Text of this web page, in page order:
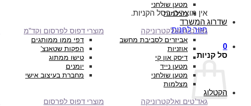
אין מוצרים בסל הקניות.
חזור לחנות
0
סל קניות
מטען שולחני
מצלמות
שדרוג המשרד
גאד’טים ואלקטרוניקה
אביזרים לסביבת מחשב
אוזניות
דיסק און קי
מטען נייד
מטען שולחני
מצלמות
מוצרי דפוס לפרסום וקד”מ
דפי ממו ממותגים
הפקות שטאנצ’
טישו ממתוג
יומנים
מחברת בעיצוב אישי
הקטלוג
גאד’טים ואלקטרוניקה
מוצרי דפוס לפרסום